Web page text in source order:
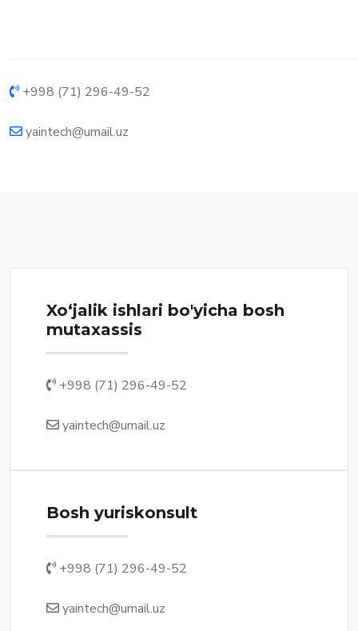
+998 (71) 296-49-52
yaintech@umail.uz
Xo‘jalik ishlari bo'yicha bosh
mutaxassis
+998 (71) 296-49-52
yaintech@umail.uz
Bosh yuriskonsult
+998 (71) 296-49-52
yaintech@umail.uz